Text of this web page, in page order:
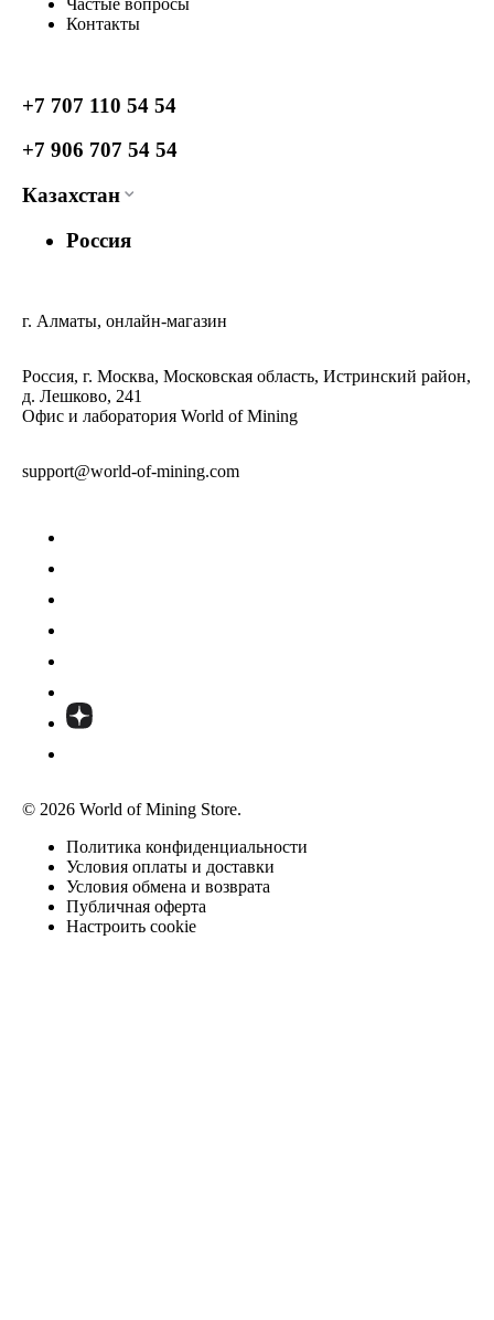
Частые вопросы
Контакты
+7 707 110 54 54
+7 906 707 54 54
Казахстан
Россия
г. Алматы, онлайн-магазин
Россия, г. Москва, Московская область, Истринский район,
д. Лешково, 241
Офис и лаборатория World of Mining
support@world-of-mining.com
© 2026 World of Mining Store.
Политика конфиденциальности
Условия оплаты и доставки
Условия обмена и возврата
Публичная оферта
Настроить cookie